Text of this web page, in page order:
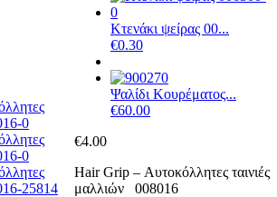
Κτενάκι ψείρας 00...
€0.30
Ψαλίδι Κουρέματος...
€60.00
€4.00
Ηair Grip – Αυτοκόλλητες ταινιές
μαλλιών 008016